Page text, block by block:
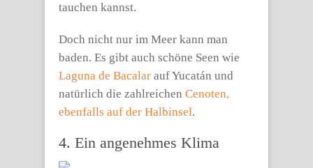
tauchen kannst.
Doch nicht nur im Meer kann man
baden. Es gibt auch schöne Seen wie
Laguna de Bacalar auf Yucatán und
natürlich die zahlreichen Cenoten,
ebenfalls auf der Halbinsel.
4. Ein angenehmes Klima